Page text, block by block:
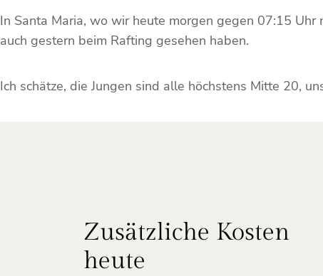
In Santa Maria, wo wir heute morgen gegen 07:15
auch gestern beim Rafting gesehen haben.
Ich schätze, die Jungen sind alle höchstens Mitte 20,
Zusätzliche Kosten
heute